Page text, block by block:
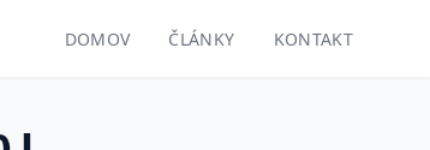
DOMOV ČLÁNKY KONTAKT